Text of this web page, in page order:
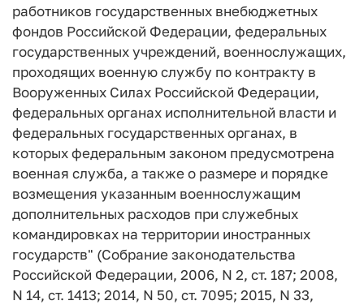
работников государственных внебюджетных
фондов Российской Федерации, федеральных
государственных учреждений, военнослужащих,
проходящих военную службу по контракту в
Вооруженных Силах Российской Федерации,
федеральных органах исполнительной власти и
федеральных государственных органах, в
которых федеральным законом предусмотрена
военная служба, а также о размере и порядке
возмещения указанным военнослужащим
дополнительных расходов при служебных
командировках на территории иностранных
государств" (Собрание законодательства
Российской Федерации, 2006, N 2, ст. 187; 2008,
N 14, ст. 1413; 2014, N 50, ст. 7095; 2015, N 33,